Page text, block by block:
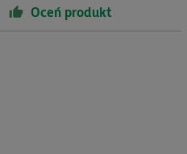
Oceń produkt